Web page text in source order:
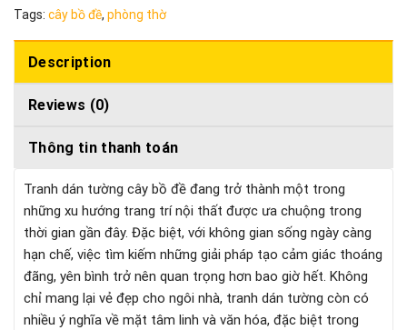
Tags: cây bồ đề, phòng thờ
Description
Reviews (0)
Thông tin thanh toán
Tranh dán tường cây bồ đề đang trở thành một trong
những xu hướng trang trí nội thất được ưa chuộng trong
thời gian gần đây. Đặc biệt, với không gian sống ngày càng
hạn chế, việc tìm kiếm những giải pháp tạo cảm giác thoáng
đãng, yên bình trở nên quan trọng hơn bao giờ hết. Không
chỉ mang lại vẻ đẹp cho ngôi nhà, tranh dán tường còn có
nhiều ý nghĩa về mặt tâm linh và văn hóa, đặc biệt trong